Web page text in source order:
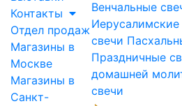
Контакты
Отдел продаж
Магазины в
Москве
Магазины в
Санкт-
Венчальные
Иерусалимские
свечи
Праздничные
домашней
свечи